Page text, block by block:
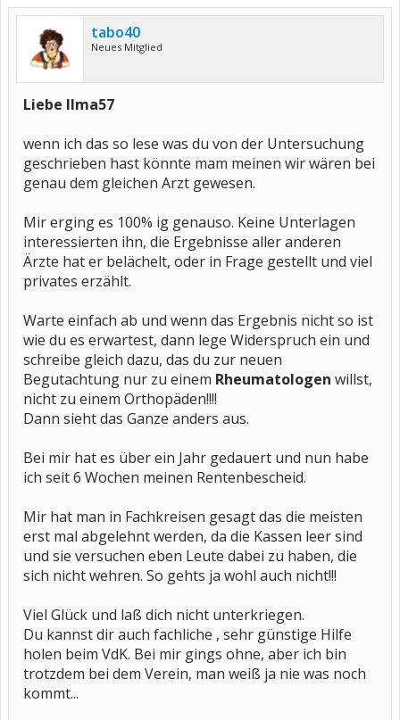
tabo40
Neues Mitglied
Liebe Ilma57
wenn ich das so lese was du von der Untersuchung
geschrieben hast könnte mam meinen wir wären bei
genau dem gleichen Arzt gewesen.
Mir erging es 100% ig genauso. Keine Unterlagen
interessierten ihn, die Ergebnisse aller anderen
Ärzte hat er belächelt, oder in Frage gestellt und viel
privates erzählt.
Warte einfach ab und wenn das Ergebnis nicht so ist
wie du es erwartest, dann lege Widerspruch ein und
schreibe gleich dazu, das du zur neuen
Begutachtung nur zu einem Rheumatologen willst,
nicht zu einem Orthopäden!!!!
Dann sieht das Ganze anders aus.
Bei mir hat es über ein Jahr gedauert und nun habe
ich seit 6 Wochen meinen Rentenbescheid.
Mir hat man in Fachkreisen gesagt das die meisten
erst mal abgelehnt werden, da die Kassen leer sind
und sie versuchen eben Leute dabei zu haben, die
sich nicht wehren. So gehts ja wohl auch nicht!!!
Viel Glück und laß dich nicht unterkriegen.
Du kannst dir auch fachliche , sehr günstige Hilfe
holen beim VdK. Bei mir gings ohne, aber ich bin
trotzdem bei dem Verein, man weiß ja nie was noch
kommt...